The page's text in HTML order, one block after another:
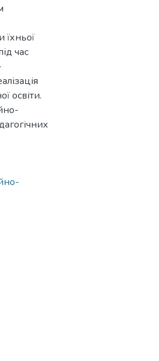
їхньої
час
освіти.